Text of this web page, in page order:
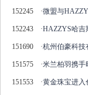
152245 ·微盟与
152243 ·HAZZYS哈吉
151690 ·杭州伯豪科技
151575 ·米兰柏羽携手
151553 ·黄金珠宝进入